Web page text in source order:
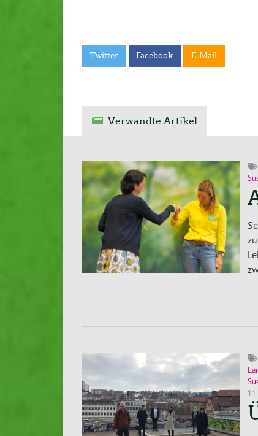
Twitter Facebook E-Mail
Verwandte Artikel